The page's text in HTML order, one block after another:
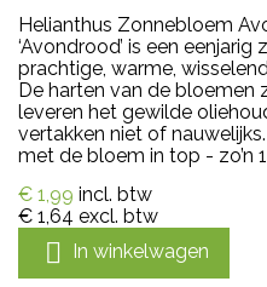
Helianthus Zonnebloem
‘Avondrood’ is een
prachtige, warme,
De harten van de bloemen
leveren het gewilde
vertakken niet of
met de bloem in top - zo’n
€ 1,99 incl. btw
€ 1,64 excl. btw
 In winkelwagen